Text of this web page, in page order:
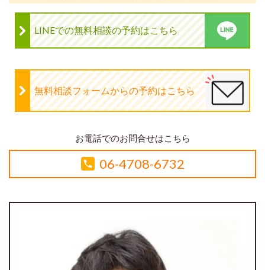
LINEでの無料相談の予約はこちら
無料相談フォームからの予約はこちら
お電話でのお問合せはこちら
06-4708-6732